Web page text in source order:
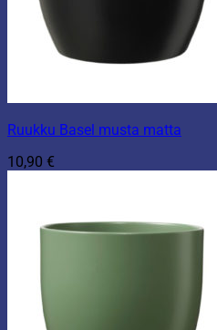
Ruukku Basel musta matta
10,90 €